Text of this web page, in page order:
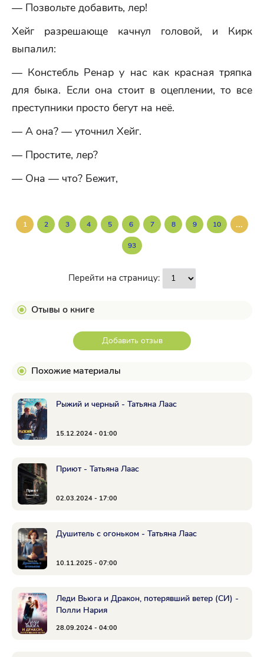
— Позвольте добавить, лер!
Хейг разрешающе качнул головой, и Кирк
выпалил:
— Констебль Ренар у нас как красная тряпка
для быка. Если она стоит в оцеплении, то все
преступники просто бегут на неё.
— А она? — уточнил Хейг.
— Простите, лер?
— Она — что? Бежит,
1 2 3 4 5 6 7 8 9 10 ...
93
Перейти на страницу:
Отывы о книге
Добавить отзыв
Похожие материалы
Рыжий и черный - Татьяна Лаас
15.12.2024 - 01:00
Приют - Татьяна Лаас
02.03.2024 - 17:00
Душитель с огоньком - Татьяна Лаас
10.11.2025 - 07:00
Леди Вьюга и Дракон, потерявший ветер (СИ) -
Полли Нария
28.09.2024 - 04:00